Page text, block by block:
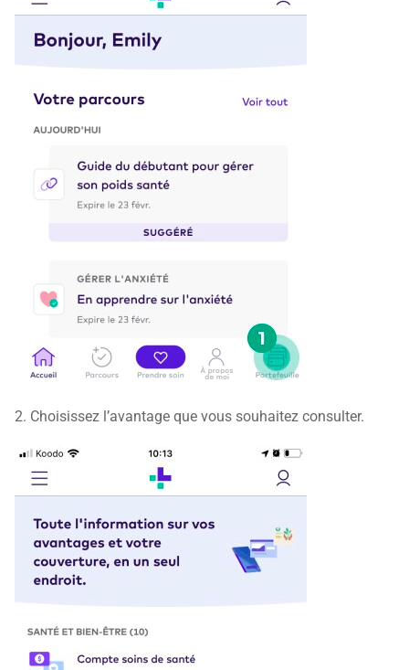
2. Choisissez l’avantage que vous souhaitez consulter.